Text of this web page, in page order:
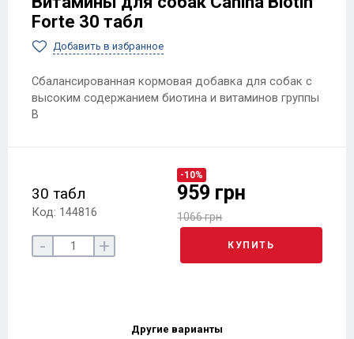
Forte 30 табл
Добавить в избранное
Сбалансированная кормовая добавка для собак с
высоким содержанием биотина и витаминов группы
В
30 табл
Код: 144816
-10%
959 грн
1066 грн
- + КУПИТЬ
Другие варианты